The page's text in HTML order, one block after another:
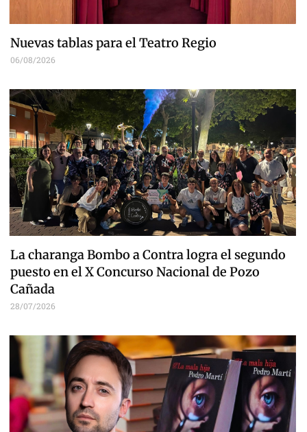
Nuevas tablas para el Teatro Regio
06/08/2026
La charanga Bombo a Contra logra el segundo
puesto en el X Concurso Nacional de Pozo
Cañada
28/07/2026